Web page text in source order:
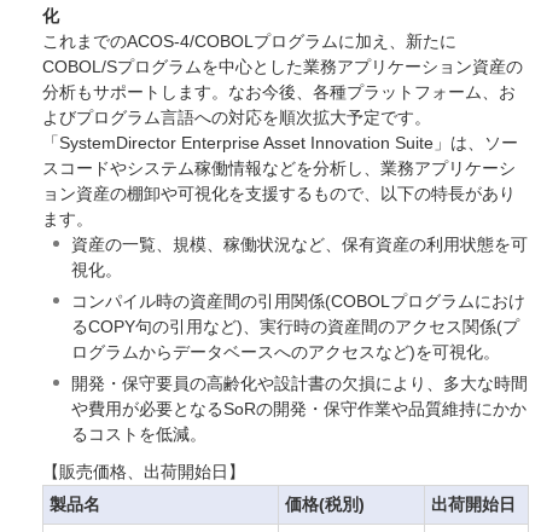
化
これまでのACOS-4/COBOLプログラムに加え、新たに
COBOL/Sプログラムを中心とした業務アプリケーション資産の
分析もサポートします。なお今後、各種プラットフォーム、お
よびプログラム言語への対応を順次拡大予定です。
「SystemDirector Enterprise Asset Innovation Suite」は、ソー
スコードやシステム稼働情報などを分析し、業務アプリケーシ
ョン資産の棚卸や可視化を支援するもので、以下の特長があり
ます。
資産の一覧、規模、稼働状況など、保有資産の利用状態を可
視化。
コンパイル時の資産間の引用関係(COBOLプログラムにおけ
るCOPY句の引用など)、実行時の資産間のアクセス関係(プ
ログラムからデータベースへのアクセスなど)を可視化。
開発・保守要員の高齢化や設計書の欠損により、多大な時間
や費用が必要となるSoRの開発・保守作業や品質維持にかか
るコストを低減。
【販売価格、出荷開始日】
製品名
価格(税別)
出荷開始日